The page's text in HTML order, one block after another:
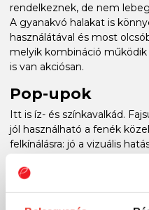
rendelkeznek, de nem
A gyanakvó halakat is
használátával és most
melyik kombináció
is van akciósan.
Pop-upok
Itt is íz- és színkavalkád.
jól használható a fenék
felkínálásra: jó a vizuális
most kedvezményes áron